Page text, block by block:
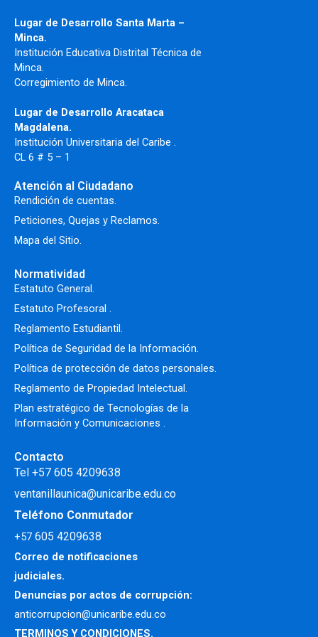
Lugar de Desarrollo Santa Marta –
Minca.
Institución Educativa Distrital Técnica de
Minca.
Corregimiento de Minca.
Lugar de Desarrollo Aracataca
Magdalena.
Institución Universitaria del Caribe .
CL 6 # 5 – 1
Atención al Ciudadano
Rendición de cuentas.
Peticiones, Quejas y Reclamos.
Mapa del Sitio.
Normatividad
Estatuto General.
Estatuto Profesoral .
Reglamento Estudiantil.
Política de Seguridad de la Información.
Política de protección de datos personales.
Reglamento de Propiedad Intelectual.
Plan estratégico de Tecnologías de la
Información y Comunicaciones .
Contacto
Tel +57 605 4209638
ventanillaunica@unicaribe.edu.co
Teléfono Conmutador
+57 605 4209638
Correo de notificaciones
judiciales.
Denuncias por actos de corrupción:
anticorrupcion@unicaribe.edu.co
TERMINOS Y CONDICIONES.